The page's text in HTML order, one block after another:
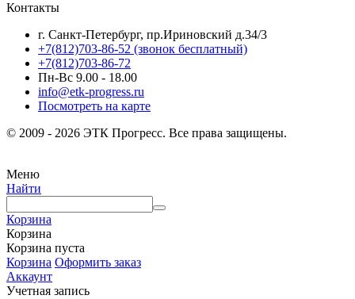
Контакты
г. Санкт-Петербург, пр.Ириновский д.34/3
+7(812)703-86-52 (звонок бесплатный)
+7(812)703-86-72
Пн-Вс 9.00 - 18.00
info@etk-progress.ru
Посмотреть на карте
© 2009 - 2026 ЭТК Прогресс. Все права защищены.
Меню
Найти
Корзина
Корзина
Корзина пуста
Корзина Оформить заказ
Аккаунт
Учетная запись